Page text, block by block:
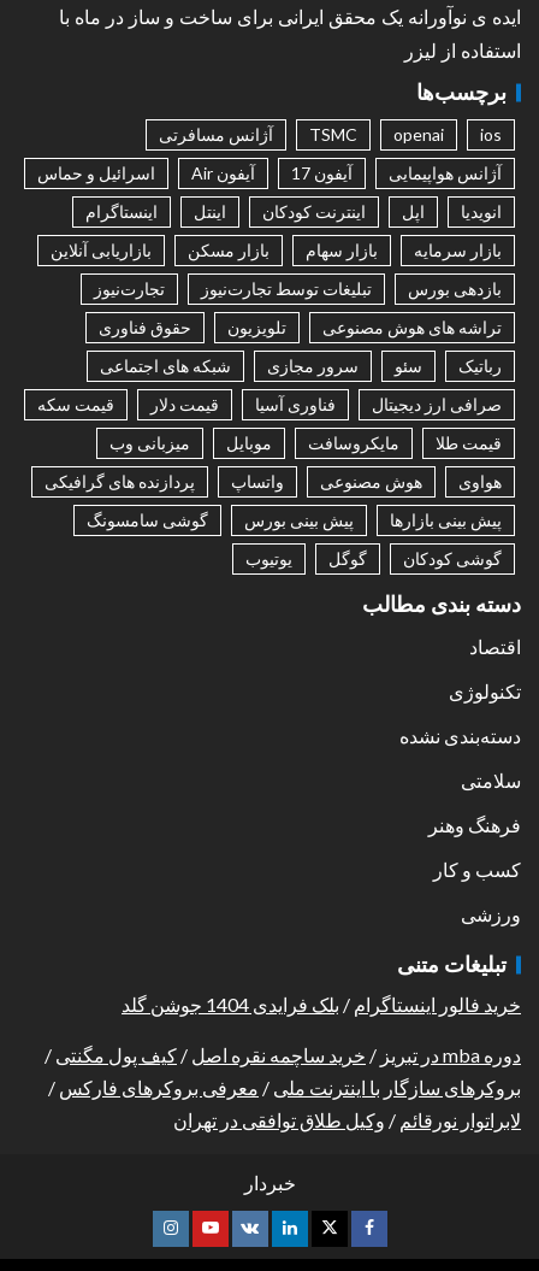
ایده ی نوآورانه یک محقق ایرانی برای ساخت و ساز در ماه با
استفاده از لیزر
برچسب‌ها
ios
openai
TSMC
آژانس مسافرتی
آژانس هواپیمایی
آیفون 17 آیفون Air
اسرائیل و حماس
انویدیا
اپل اینترنت کودکان اینتل
اینستاگرام
بازار سرمایه
بازار سهام بازار مسکن
بازاریابی آنلاین
بازدهی بورس
تبلیغات توسط تجارت‌نیوز
تجارت‌نیوز
تراشه های هوش مصنوعی
تلویزیون
حقوق فناوری
رباتیک
سئو سرور مجازی
شبکه های اجتماعی
صرافی ارز دیجیتال
فناوری آسیا قیمت دلار
قیمت سکه
قیمت طلا
مایکروسافت موبایل
میزبانی وب
هواوی
هوش مصنوعی واتساپ
پردازنده های گرافیکی
پیش بینی بازارها
پیش بینی بورس
گوشی سامسونگ
گوشی کودکان
گوگل یوتیوب
دسته بندی مطالب
اقتصاد
تکنولوژی
دسته‌بندی نشده
سلامتی
فرهنگ وهنر
کسب و کار
ورزشی
تبلیغات متنی
خرید فالور اینستاگرام / بلک فرایدی 1404 جوشن گلد
دوره mba در تبریز / خرید ساچمه نقره اصل / کیف پول مگنتی /
بروکرهای سازگار با اینترنت ملی / معرفی بروکرهای فارکس /
لابراتوار نورقائم / وکیل طلاق توافقی در تهران
خبردار